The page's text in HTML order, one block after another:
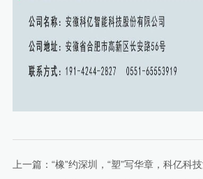
上一篇： “橡”约深圳，“塑”写华章，科亿科